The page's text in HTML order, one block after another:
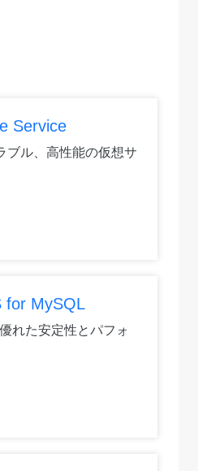
Service
ブル、高性能の仮想サ
for MySQL
れた安定性とパフォ